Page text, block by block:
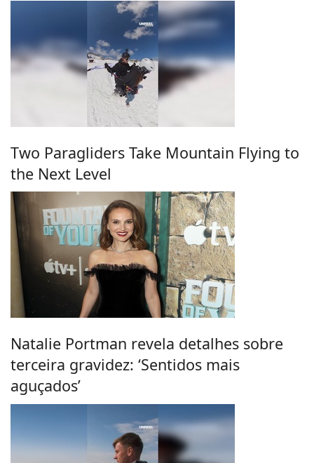
Two Paragliders Take Mountain Flying to
the Next Level
Natalie Portman revela detalhes sobre
terceira gravidez: ‘Sentidos mais
aguçados’